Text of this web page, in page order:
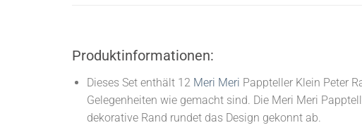
Produktinformationen:
Dieses Set enthält 12 Meri Meri Pappteller Klein Peter
Gelegenheiten wie gemacht sind. Die Meri Meri
dekorative Rand rundet das Design gekonnt ab.